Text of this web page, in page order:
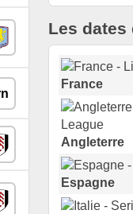
Les dates
France
Angleterre
Espagne